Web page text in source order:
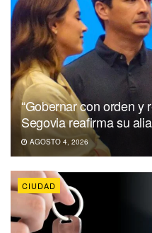
“Gobernar con orden y
Segovia reafirma su
AGOSTO 4, 2026
CIUDAD